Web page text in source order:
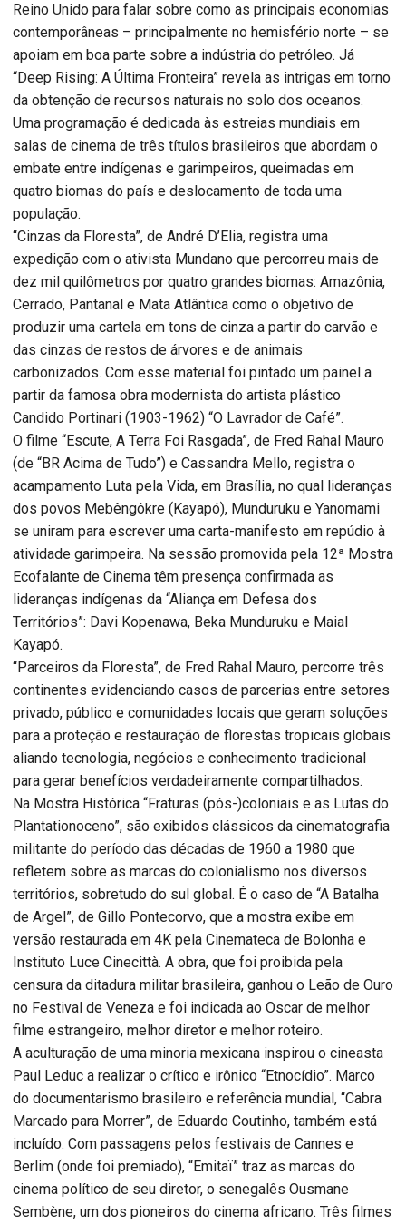
Reino Unido para falar sobre como as principais economias
contemporâneas – principalmente no hemisfério norte – se
apoiam em boa parte sobre a indústria do petróleo. Já
“Deep Rising: A Última Fronteira” revela as intrigas em torno
da obtenção de recursos naturais no solo dos oceanos.
Uma programação é dedicada às estreias mundiais em
salas de cinema de três títulos brasileiros que abordam o
embate entre indígenas e garimpeiros, queimadas em
quatro biomas do país e deslocamento de toda uma
população.
“Cinzas da Floresta”, de André D’Elia, registra uma
expedição com o ativista Mundano que percorreu mais de
dez mil quilômetros por quatro grandes biomas: Amazônia,
Cerrado, Pantanal e Mata Atlântica como o objetivo de
produzir uma cartela em tons de cinza a partir do carvão e
das cinzas de restos de árvores e de animais
carbonizados. Com esse material foi pintado um painel a
partir da famosa obra modernista do artista plástico
Candido Portinari (1903-1962) “O Lavrador de Café”.
O filme “Escute, A Terra Foi Rasgada”, de Fred Rahal Mauro
(de “BR Acima de Tudo”) e Cassandra Mello, registra o
acampamento Luta pela Vida, em Brasília, no qual lideranças
dos povos Mebêngôkre (Kayapó), Munduruku e Yanomami
se uniram para escrever uma carta-manifesto em repúdio à
atividade garimpeira. Na sessão promovida pela 12ª Mostra
Ecofalante de Cinema têm presença confirmada as
lideranças indígenas da “Aliança em Defesa dos
Territórios”: Davi Kopenawa, Beka Munduruku e Maial
Kayapó.
“Parceiros da Floresta”, de Fred Rahal Mauro, percorre três
continentes evidenciando casos de parcerias entre setores
privado, público e comunidades locais que geram soluções
para a proteção e restauração de florestas tropicais globais
aliando tecnologia, negócios e conhecimento tradicional
para gerar benefícios verdadeiramente compartilhados.
Na Mostra Histórica “Fraturas (pós-)coloniais e as Lutas do
Plantationoceno”, são exibidos clássicos da cinematografia
militante do período das décadas de 1960 a 1980 que
refletem sobre as marcas do colonialismo nos diversos
territórios, sobretudo do sul global. É o caso de “A Batalha
de Argel”, de Gillo Pontecorvo, que a mostra exibe em
versão restaurada em 4K pela Cinemateca de Bolonha e
Instituto Luce Cinecittà. A obra, que foi proibida pela
censura da ditadura militar brasileira, ganhou o Leão de Ouro
no Festival de Veneza e foi indicada ao Oscar de melhor
filme estrangeiro, melhor diretor e melhor roteiro.
A aculturação de uma minoria mexicana inspirou o cineasta
Paul Leduc a realizar o crítico e irônico “Etnocídio”. Marco
do documentarismo brasileiro e referência mundial, “Cabra
Marcado para Morrer”, de Eduardo Coutinho, também está
incluído. Com passagens pelos festivais de Cannes e
Berlim (onde foi premiado), “Emitaï” traz as marcas do
cinema político de seu diretor, o senegalês Ousmane
Sembène, um dos pioneiros do cinema africano. Três filmes